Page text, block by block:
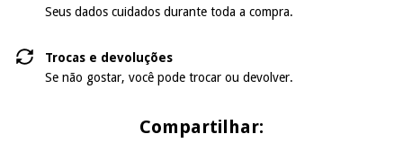
Seus dados cuidados durante toda a compra.
Trocas e devoluções
Se não gostar, você pode trocar ou devolver.
Compartilhar: